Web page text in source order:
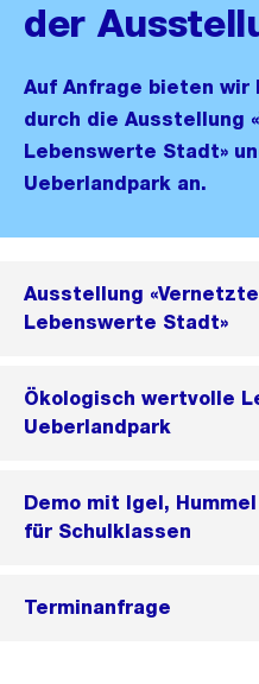
der
Auf Anfrage bieten wir
durch die Ausstellung
Lebenswerte Stadt»
Ueberlandpark an.
Ausstellung
Lebenswerte Stadt»
Ökologisch wertvolle
Ueberlandpark
Demo mit Igel,
für Schulklassen
Terminanfrage